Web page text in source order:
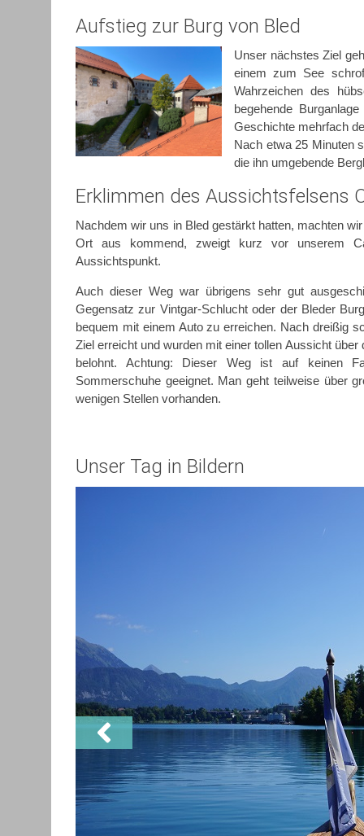
Aufstieg zur Burg von Bled
Unser nächstes Ziel
einem zum See
Wahrzeichen des
begehende
Geschichte mehrfach
Nach etwa 25 Minuten
die ihn umgebende
Erklimmen des Aussichtsfelsens
Nachdem wir uns in Bled gestärkt hatten, machten
Ort aus kommend, zweigt kurz vor unserem
Aussichtspunkt.
Auch dieser Weg war übrigens sehr gut
Gegensatz zur Vintgar-Schlucht oder der Bleder
bequem mit einem Auto zu erreichen. Nach dreißig
Ziel erreicht und wurden mit einer tollen Aussicht
belohnt. Achtung: Dieser Weg ist auf keinen
Sommerschuhe geeignet. Man geht teilweise über
wenigen Stellen vorhanden.
Unser Tag in Bildern